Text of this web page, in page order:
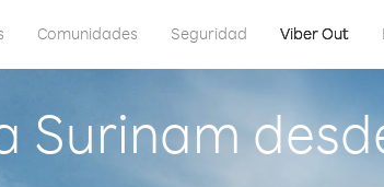
Comunidades Seguridad Viber Out
Surinam